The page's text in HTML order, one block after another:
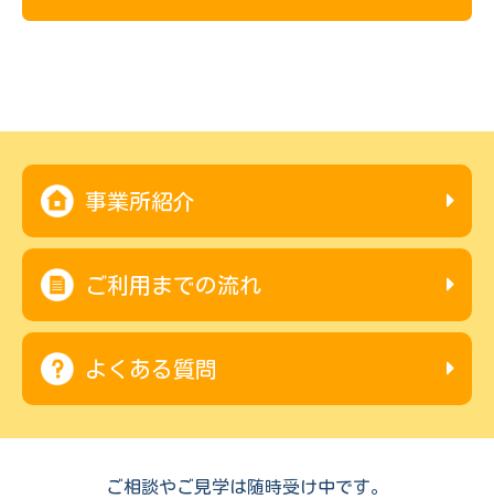
事業所紹介
ご利用までの流れ
よくある質問
ご相談やご見学は随時受け中です。